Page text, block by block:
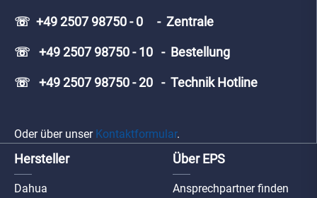
☏ +49 2507 98750 - 0 - Zentrale
☏ +49 2507 98750 - 10 - Bestellung
☏ +49 2507 98750 - 20 - Technik Hotline
Oder über unser Kontaktformular.
Hersteller
Dahua
Über EPS
Ansprechpartner finden